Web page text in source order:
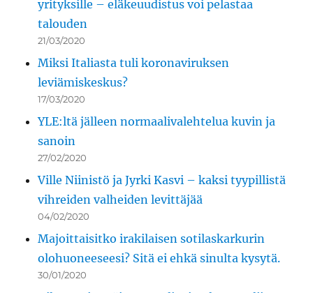
yrityksille – eläkeuudistus voi pelastaa
talouden
21/03/2020
Miksi Italiasta tuli koronaviruksen
leviämiskeskus?
17/03/2020
YLE:ltä jälleen normaalivalehtelua kuvin ja
sanoin
27/02/2020
Ville Niinistö ja Jyrki Kasvi – kaksi tyypillistä
vihreiden valheiden levittäjää
04/02/2020
Majoittaisitko irakilaisen sotilaskarkurin
olohuoneeseesi? Sitä ei ehkä sinulta kysytä.
30/01/2020